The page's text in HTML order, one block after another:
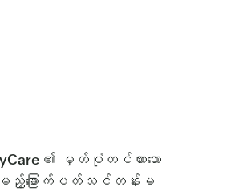
၏ မှတ်ပုံတင်ထားသော
မည့်ခြောက်ပတ်သင်တန်းမ